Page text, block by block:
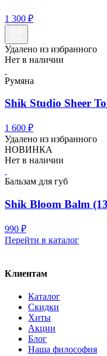
1 300 ₽
Удалено из избранного
Нет в наличии
Румяна
Shik Studio Sheer
1 600 ₽
Удалено из избранного
НОВИНКА
Нет в наличии
Бальзам для губ
Shik Bloom Balm
990 ₽
Перейти в каталог
Клиентам
Каталог
Скидки
Хиты
Акции
Блог
Наша философия